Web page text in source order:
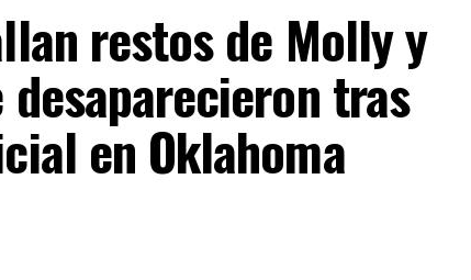
restos de Molly y
tras
en Oklahoma